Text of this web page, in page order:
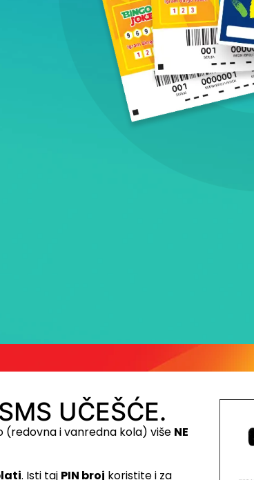
UČEŠĆE.
(redovna i vanredna kola) više NE
. Isti taj PIN broj koristite i za